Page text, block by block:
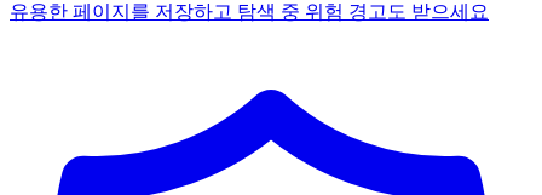
유용한 페이지를 저장하고 탐색 중 위험 경고도 받으세요